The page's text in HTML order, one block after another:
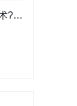
咸宁高度散光适合做什么近视手术?术式怎么选